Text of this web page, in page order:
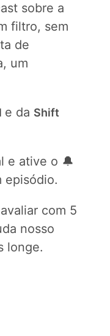
sobre a
filtro, sem
de
um
e da Shift
e ative o 🔔
episódio.
com 5
nosso
longe.